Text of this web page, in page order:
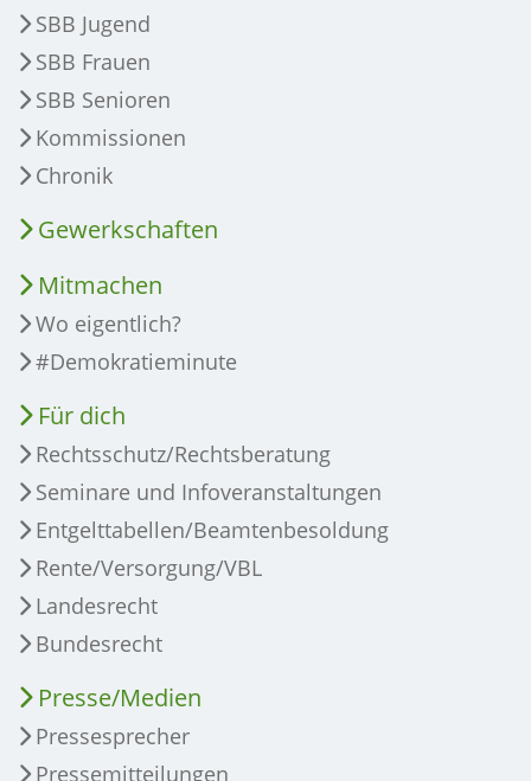
SBB Jugend
SBB Frauen
SBB Senioren
Kommissionen
Chronik
Gewerkschaften
Mitmachen
Wo eigentlich?
#Demokratieminute
Für dich
Rechtsschutz/Rechtsberatung
Seminare und Infoveranstaltungen
Entgelttabellen/Beamtenbesoldung
Rente/Versorgung/VBL
Landesrecht
Bundesrecht
Presse/Medien
Pressesprecher
Pressemitteilungen